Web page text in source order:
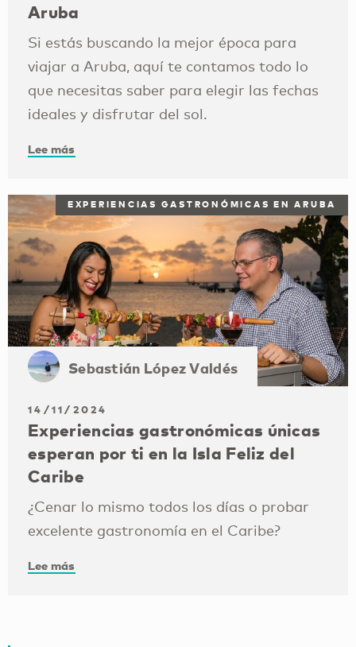
Aruba
Si estás buscando la mejor época para
viajar a Aruba, aquí te contamos todo lo
que necesitas saber para elegir las fechas
ideales y disfrutar del sol.
Lee más
EXPERIENCIAS GASTRONÓMICAS EN ARUBA
Sebastián López Valdés
14/11/2024
Experiencias gastronómicas únicas
esperan por ti en la Isla Feliz del
Caribe
¿Cenar lo mismo todos los días o probar
excelente gastronomía en el Caribe?
Lee más